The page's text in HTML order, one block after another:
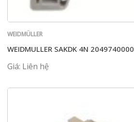
WEIDMÜLLER
WEIDMULLER SAKDK 4N 2049740000
Giá: Liên hệ